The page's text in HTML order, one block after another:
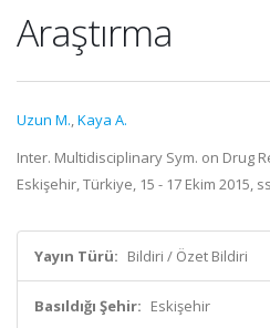
Araştırma
Uzun M.,Kaya A.
Inter. Multidisciplinary Sym. on Drug
Eskişehir, Türkiye, 15 - 17 Ekim 2015,
Yayın Türü: Bildiri / Özet Bildiri
Basıldığı Şehir: Eskişehir